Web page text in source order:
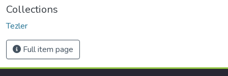
Collections
Tezler
Full item page